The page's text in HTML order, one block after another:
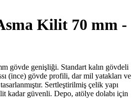
Kilit 70 mm -
gövde genişliği. Standart kalın gövdeli
(ince) gövde profili, dar mil yatakları ve
Sertleştirilmiş çelik yapı
kadar güvenli. Depo, atölye dolabı için